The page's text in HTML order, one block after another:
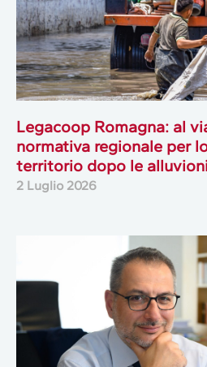
Legacoop Romagna: al
normativa regionale per
territorio dopo le
2 Luglio 2026